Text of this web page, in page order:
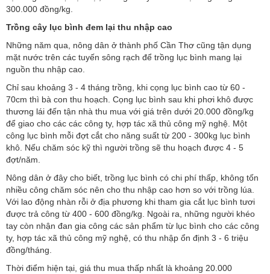
300.000 đồng/kg.
Trồng cây lục bình đem lại thu nhập cao
Những năm qua, nông dân ở thành phố Cần Thơ cũng tận dụng
mặt nước trên các tuyến sông rạch để trồng lục bình mang lại
nguồn thu nhập cao.
Chỉ sau khoảng 3 - 4 tháng trồng, khi cọng lục bình cao từ 60 -
70cm thì bà con thu hoạch. Cọng lục bình sau khi phơi khô được
thương lái đến tận nhà thu mua với giá trên dưới 20.000 đồng/kg
để giao cho các các công ty, hợp tác xã thủ công mỹ nghệ. Một
công lục bình mỗi đợt cắt cho năng suất từ 200 - 300kg lục bình
khô. Nếu chăm sóc kỹ thì người trồng sẽ thu hoạch được 4 - 5
đợt/năm.
Nông dân ở đây cho biết, trồng lục bình có chi phí thấp, không tốn
nhiều công chăm sóc nên cho thu nhập cao hơn so với trồng lúa.
Với lao động nhàn rỗi ở địa phương khi tham gia cắt lục bình tươi
được trả công từ 400 - 600 đồng/kg. Ngoài ra, những người khéo
tay còn nhận đan gia công các sản phẩm từ lục bình cho các công
ty, hợp tác xã thủ công mỹ nghệ, có thu nhập ổn định 3 - 6 triệu
đồng/tháng.
Thời điểm hiện tại, giá thu mua thấp nhất là khoảng 20.000